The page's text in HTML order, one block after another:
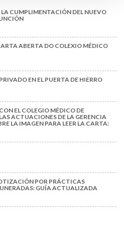
CUMPLIMENTACIÓN DEL NUEVO
ABERTA DO COLEXIO MÉDICO
EN EL PUERTA DE HIERRO
EL COLEGIO MÉDICO DE
ACTUACIONES DE LA GERENCIA
LA IMAGEN PARA LEER LA CARTA:
POR PRÁCTICAS
GUÍA ACTUALIZADA